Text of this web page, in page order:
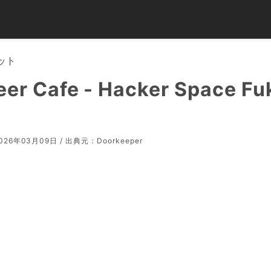
ト
Cafe - Hacker Space
年03月09日 / 出典元： Doorkeeper